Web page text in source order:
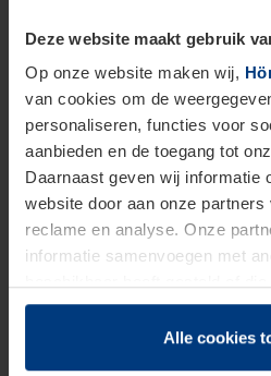
Deze website maakt gebruik
Op onze website maken wij,
van cookies om de
personaliseren, functies voor
aanbieden en de toegang tot
Daarnaast geven wij informatie
website door aan onze
reclame en analyse. Onze
informatie samenvoegen met
hun diensten hebben
Juridisch hebben wij het recht
Alle cookies